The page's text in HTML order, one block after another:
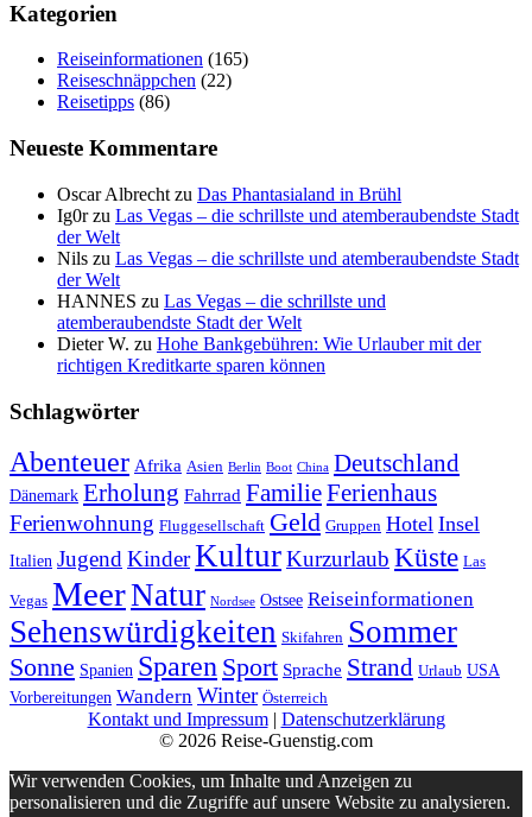
Kategorien
Reiseinformationen (165)
Reiseschnäppchen (22)
Reisetipps (86)
Neueste Kommentare
Oscar Albrecht zu Das Phantasialand in Brühl
Ig0rzu Las Vegas – die schrillste und atemberaubendste Stadt
der Welt
Nils zu Las Vegas – die schrillste und atemberaubendste Stadt
der Welt
HANNES zu Las Vegas – die schrillste und
atemberaubendste Stadt der Welt
Dieter W. zu Hohe Bankgebühren: Wie Urlauber mit der
richtigen Kreditkarte sparen können
Schlagwörter
Abenteuer Afrika Asien Berlin Boot China Deutschland
Dänemark Erholung Fahrrad FamilieFerienhaus
Ferienwohnung Fluggesellschaft Geld Gruppen Hotel Insel
Italien JugendKinderKulturKurzurlaub Küste Las
Vegas MeerNatur Nordsee Ostsee Reiseinformationen
Sehenswürdigkeiten Skifahren Sommer
Sonne Spanien Sparen Sport Sprache Strand Urlaub USA
Vorbereitungen Wandern Winter Österreich
Kontakt und Impressum| Datenschutzerklärung
© 2026 Reise-Guenstig.com
Wir verwenden Cookies, um Inhalte und Anzeigen zu
personalisieren und die Zugriffe auf unsere Website zu analysieren.